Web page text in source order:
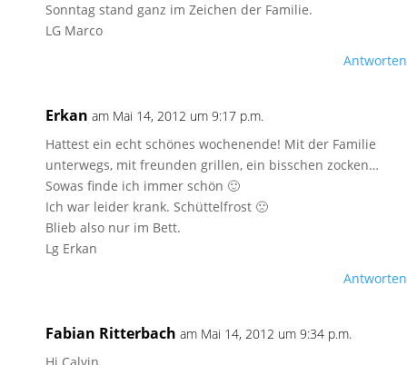
Sonntag stand ganz im Zeichen der Familie.
LG Marco
Antworten
Erkan am Mai 14, 2012 um 9:17 p.m.
Hattest ein echt schönes wochenende! Mit der Familie
unterwegs, mit freunden grillen, ein bisschen zocken…
Sowas finde ich immer schön 🙂
Ich war leider krank. Schüttelfrost 🙁
Blieb also nur im Bett.
Lg Erkan
Antworten
Fabian Ritterbach am Mai 14, 2012 um 9:34 p.m.